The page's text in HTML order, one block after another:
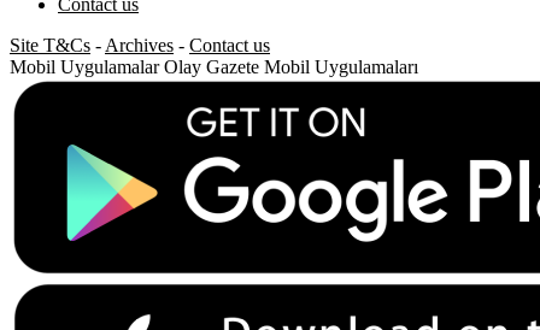
Site T&Cs - Archives - Contact us
Mobil Uygulamalar Olay Gazete Mobil Uygulamaları